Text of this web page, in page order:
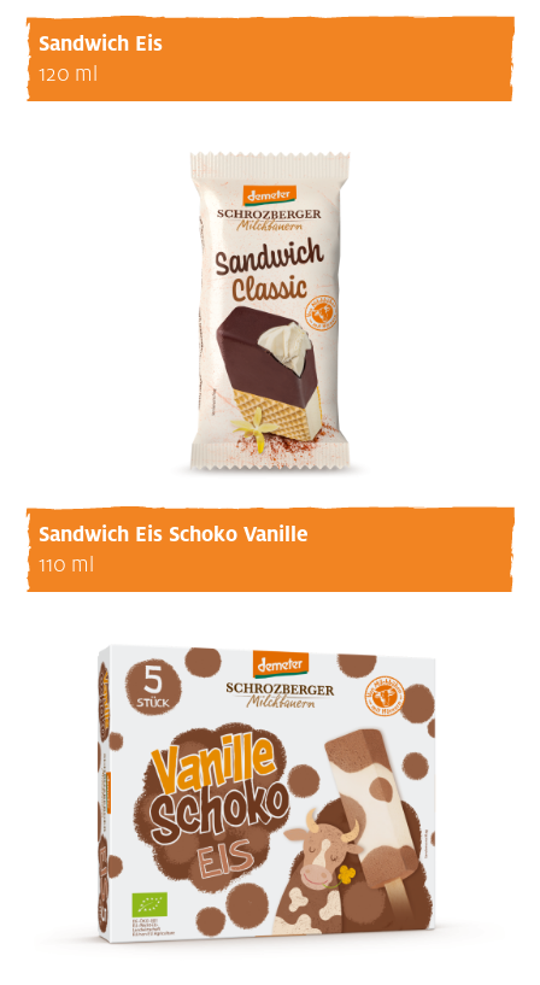
Sandwich Eis
120 ml
Sandwich Eis Schoko Vanille
110 ml